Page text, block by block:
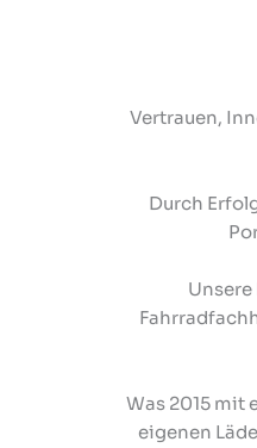
Vertrauen,
Durch
Was 2015 mit
eigenen